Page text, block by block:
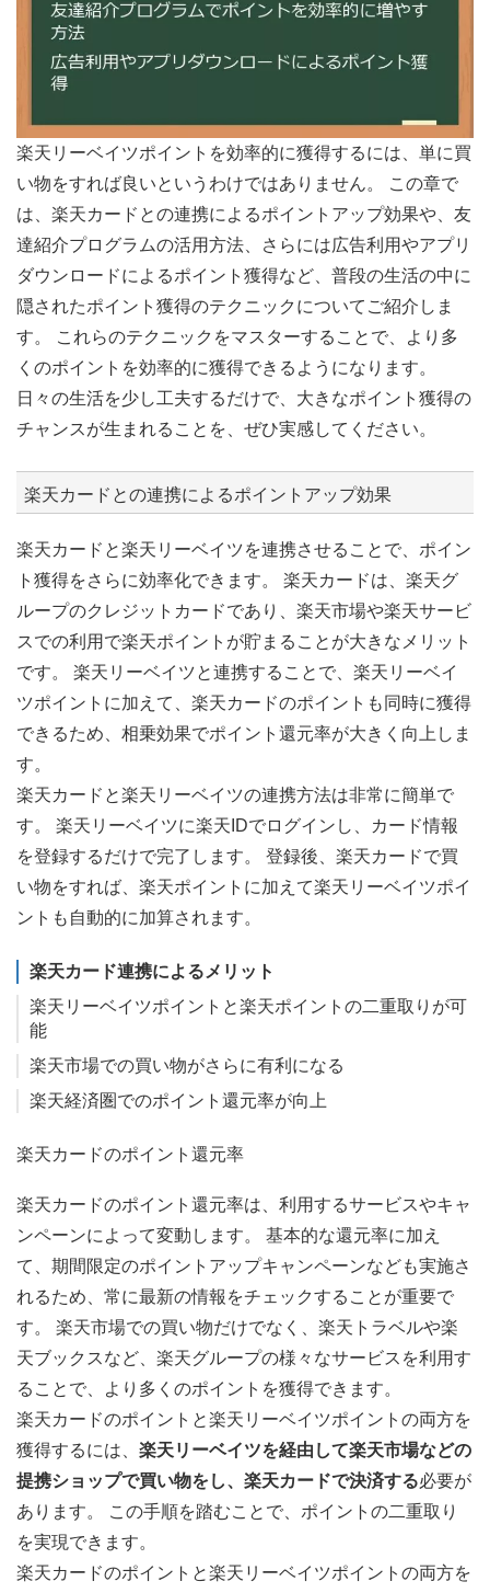
楽天リーベイツポイントを効率的に獲得するには、単に買
い物をすれば良いというわけではありません。 この章で
は、楽天カードとの連携によるポイントアップ効果や、友
達紹介プログラムの活用方法、さらには広告利用やアプリ
ダウンロードによるポイント獲得など、普段の生活の中に
隠されたポイント獲得のテクニックについてご紹介しま
す。 これらのテクニックをマスターすることで、より多
くのポイントを効率的に獲得できるようになります。
日々の生活を少し工夫するだけで、大きなポイント獲得の
チャンスが生まれることを、ぜひ実感してください。
楽天カードとの連携によるポイントアップ効果
楽天カードと楽天リーベイツを連携させることで、ポイン
ト獲得をさらに効率化できます。 楽天カードは、楽天グ
ループのクレジットカードであり、楽天市場や楽天サービ
スでの利用で楽天ポイントが貯まることが大きなメリット
です。 楽天リーベイツと連携することで、楽天リーベイ
ツポイントに加えて、楽天カードのポイントも同時に獲得
できるため、相乗効果でポイント還元率が大きく向上しま
す。
楽天カードと楽天リーベイツの連携方法は非常に簡単で
す。 楽天リーベイツに楽天IDでログインし、カード情報
を登録するだけで完了します。 登録後、楽天カードで買
い物をすれば、楽天ポイントに加えて楽天リーベイツポイ
ントも自動的に加算されます。
楽天カード連携によるメリット
楽天リーベイツポイントと楽天ポイントの二重取りが可
能
楽天市場での買い物がさらに有利になる
楽天経済圏でのポイント還元率が向上
楽天カードのポイント還元率
楽天カードのポイント還元率は、利用するサービスやキャ
ンペーンによって変動します。 基本的な還元率に加え
て、期間限定のポイントアップキャンペーンなども実施さ
れるため、常に最新の情報をチェックすることが重要で
す。 楽天市場での買い物だけでなく、楽天トラベルや楽
天ブックスなど、楽天グループの様々なサービスを利用す
ることで、より多くのポイントを獲得できます。
楽天カードのポイントと楽天リーベイツポイントの両方を
獲得するには、 楽天リーベイツを経由して楽天市場などの
提携ショップで買い物をし、楽天カードで決済する必要が
あります。 この手順を踏むことで、ポイントの二重取り
を実現できます。
楽天カードのポイントと楽天リーベイツポイントの両方を